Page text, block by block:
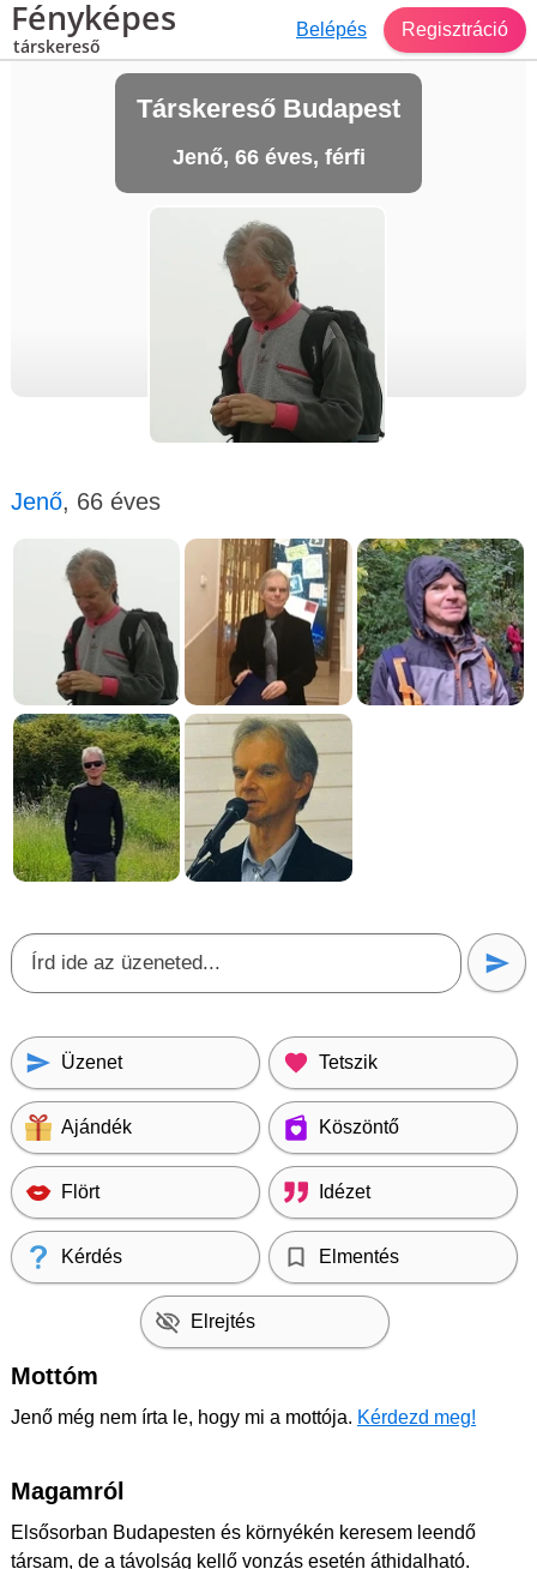
Fényképes
társkereső
Belépés Regisztráció
Társkereső Budapest
Jenő, 66 éves, férfi
Jenő, 66 éves
Üzenet Tetszik
Ajándék Köszöntő
Flört Idézet
Kérdés Elmentés
Elrejtés
Mottóm
Jenő még nem írta le, hogy mi a mottója. Kérdezd meg!
Magamról
Elsősorban Budapesten és környékén keresem leendő
társam, de a távolság kellő vonzás esetén áthidalható.